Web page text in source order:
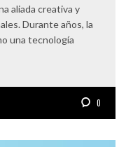
aliada creativa y
Durante años, la
una tecnología
0